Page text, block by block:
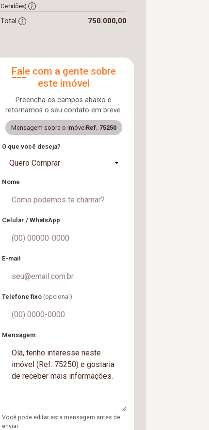
Certidões)
Total 750.000,00
Fale com a gente sobre
este imóvel
Preencha os campos abaixo e
retornamos o seu contato em breve.
Mensagem sobre o imóvel Ref. 75250
O que você deseja?
Quero Comprar
Nome
Celular / WhatsApp
E-mail
Telefone fixo (opcional)
Mensagem
Você pode editar esta mensagem antes de
enviar.